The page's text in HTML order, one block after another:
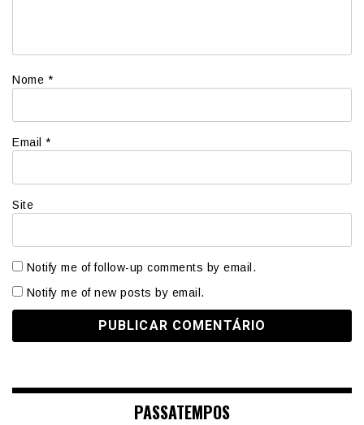
Nome *
Email *
Site
Notify me of follow-up comments by email.
Notify me of new posts by email.
PASSATEMPOS